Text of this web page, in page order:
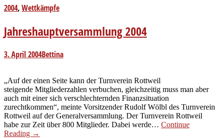
2004,Wettkämpfe
Jahreshauptversammlung 2004
3. April 2004Bettina
„Auf der einen Seite kann der Turnverein Rottweil
steigende Mitgliederzahlen verbuchen, gleichzeitig muss man aber
auch mit einer sich verschlechternden Finanzsituation
zurechtkommen“, meinte Vorsitzender Rudolf Wölbl des Turnverein
Rottweil auf der Generalversammlung. Der Turnverein Rottweil
habe zur Zeit über 800 Mitglieder. Dabei werde… Continue
Reading →